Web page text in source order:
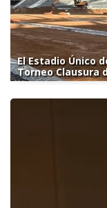
El Estadio Único
Torneo Clausura